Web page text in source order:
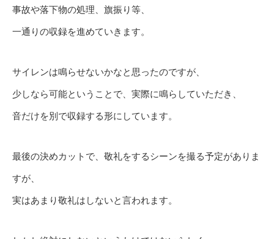
事故や落下物の処理、旗振り等、
一通りの収録を進めていきます。
サイレンは鳴らせないかなと思ったのですが、
少しなら可能ということで、実際に鳴らしていただき、
音だけを別で収録する形にしています。
最後の決めカットで、敬礼をするシーンを撮る予定がありま
すが、
実はあまり敬礼はしないと言われます。